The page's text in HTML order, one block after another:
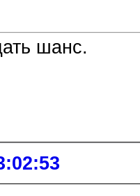
шанс.